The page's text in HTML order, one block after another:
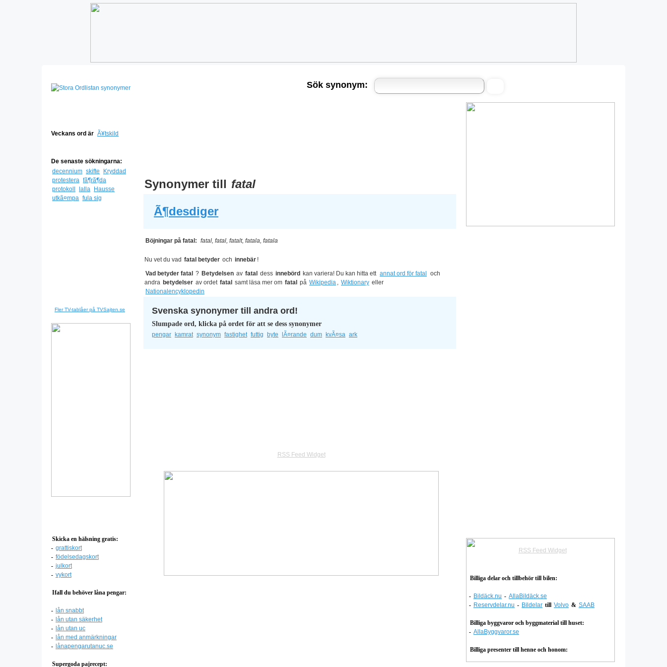
Veckans ord är Ã¥tskild
De senaste sökningarna:
decennium skifte
Kryddad
protestera fã¶rã¶da
protokoll
lalla
Hausse
utkã¤mpa fula sig
Fler TV-tablåer på TVSajten.se
Skicka en hälsning gratis:
- grattiskort
- födelsedagskort
- julkort
- vykort
Ifall du behöver låna pengar:
- lån snabbt
- lån utan säkerhet
- lån utan uc
- lån med anmärkningar
- lånapengarutanuc.se
Supergoda pajrecept:
RSS Feed Widget
Billiga delar och tillbehör till bilen:
- Bildäck.nu - AllaBildäck.se
- Reservdelar.nu - Bildelar till Volvo & SAAB
Billiga byggvaror och byggmaterial till huset:
- AllaByggvaror.se
Billiga presenter till henne och honom:
Sök synonym:
Synonymer till fatal
Ã¶desdiger
Böjningar på fatal: fatal, fatal, fatalt, fatala, fatala
Nu vet du vad fatal betyder och innebär !
Vad betyder fatal ? Betydelsen av fatal dess innebörd kan variera! Du kan hitta ett annat ord för fatal
och
andra betydelser av ordet fatal samt läsa mer om fatal på Wikipedia , Wiktionary eller
Nationalencyklopedin
Svenska synonymer till andra ord!
Slumpade ord, klicka på ordet för att se dess synonymer
pengar kamrat synonym fastighet futtig byte lÃ¤rande dum kvÃ¤sa ark
RSS Feed Widget